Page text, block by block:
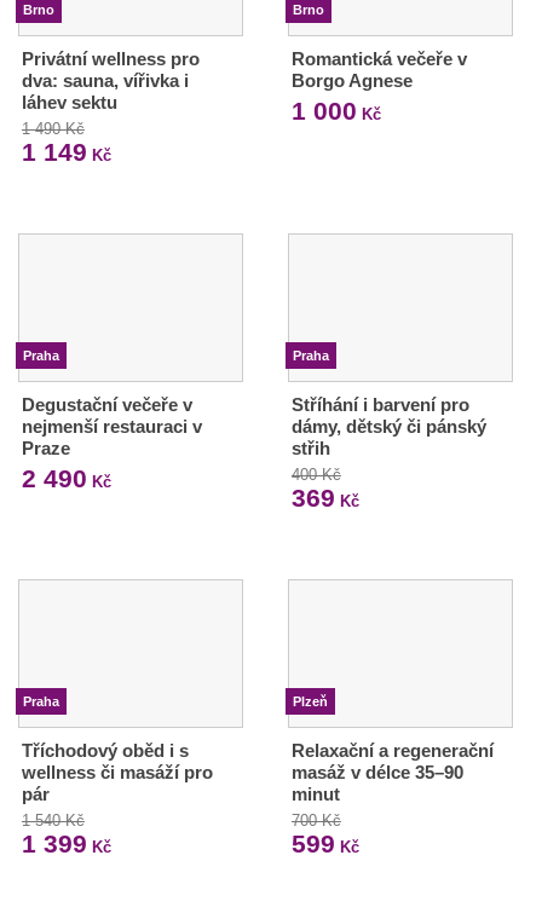
Brno
Privátní wellness pro
dva: sauna, vířivka i
láhev sektu
1 490 Kč
1 149 Kč
Brno
Romantická večeře v
Borgo Agnese
1 000 Kč
Praha
Degustační večeře v
nejmenší restauraci v
Praze
2 490 Kč
Praha
Stříhání i barvení pro
dámy, dětský či pánský
střih
400 Kč
369 Kč
Praha
Tříchodový oběd i s
wellness či masáží pro
pár
1 540 Kč
1 399 Kč
Plzeň
Relaxační a regenerační
masáž v délce 35–90
minut
700 Kč
599 Kč